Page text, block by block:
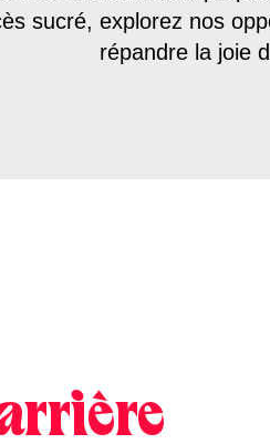
sucré, explorez nos
répandre la joie